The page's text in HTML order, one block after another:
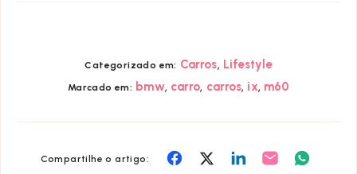
Categorizado em: Carros, Lifestyle
Marcado em: bmw, carro, carros, ix, m60
Compartilhe o artigo:
CompartilharCompartilharCompartilharCompartilhar